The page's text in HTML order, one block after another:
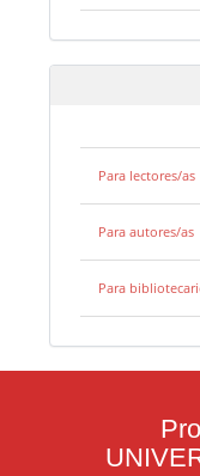
Para lectores/as
Para autores/as
Para